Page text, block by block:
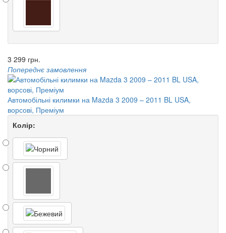
3 299 грн.
Попереднє замовлення
Автомобільні килимки на Mazda 3 2009 – 2011 BL USA,
ворсові, Преміум
Колір: